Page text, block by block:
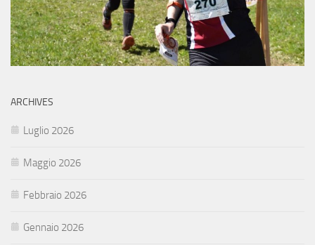
ARCHIVES
Luglio 2026
Maggio 2026
Febbraio 2026
Gennaio 2026